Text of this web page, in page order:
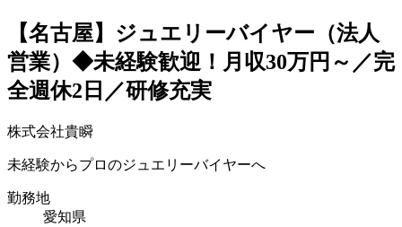
【名古屋】ジュエリーバイヤー（法人
営業）◆未経験歓迎！月収30万円～／完
全週休2日／研修充実
株式会社貴瞬
未経験からプロのジュエリーバイヤーへ
勤務地
愛知県